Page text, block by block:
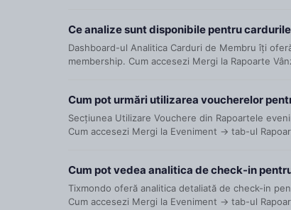
Ce analize sunt disponibile pentru
Dashboard-ul Analitica Carduri de Membru îți
membership. Cum accesezi Mergi la Rapoarte
Cum pot urmări utilizarea voucherelor
Secțiunea Utilizare Vouchere din Rapoartele
Cum accesezi Mergi la Eveniment → tab-ul
Cum pot vedea analitica de check-in
Tixmondo oferă analitica detaliată de check-in
Cum accesezi Mergi la Eveniment → tab-ul